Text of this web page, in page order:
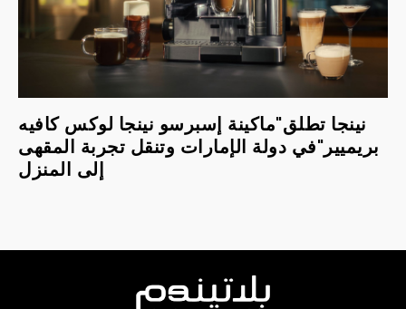
نينجا تطلق"ماكينة إسبرسو نينجا لوكس كافيه
بريميير"في دولة الإمارات وتنقل تجربة المقهى
إلى المنزل